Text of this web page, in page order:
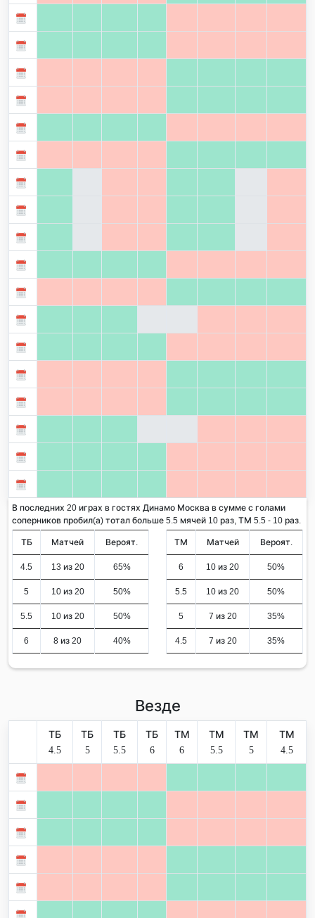
В последних 20 играх в гостях Динамо Москва в сумме с голами
соперников пробил(а) тотал больше 5.5 мячей 10 раз, ТМ 5.5 - 10 раз.
ТБ Матчей Вероят.
4.5 13 из 20 65%
5 10 из 20 50%
5.5 10 из 20 50%
6 8 из 20 40%
ТМ Матчей Вероят.
6 10 из 20 50%
5.5 10 из 20 50%
5 7 из 20 35%
4.5 7 из 20 35%
Везде
ТБ
4.5
ТБ
5
ТБ
5.5
ТБ
6
ТМ
6
ТМ
5.5
ТМ
5
ТМ
4.5